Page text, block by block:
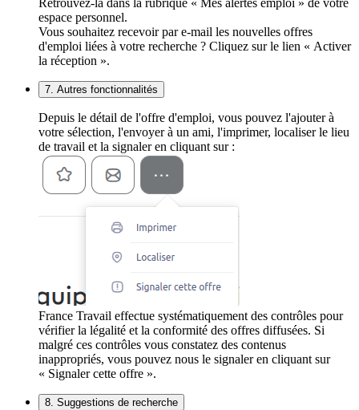
Retrouvez-la dans la rubrique « Mes alertes emploi » de votre
espace personnel.
Vous souhaitez recevoir par e-mail les nouvelles offres
d'emploi liées à votre recherche ? Cliquez sur le lien « Activer
la réception ».
7. Autres fonctionnalités
Depuis le détail de l'offre d'emploi, vous pouvez l'ajouter à
votre sélection, l'envoyer à un ami, l'imprimer, localiser le lieu
de travail et la signaler en cliquant sur :
France Travail effectue systématiquement des contrôles pour
vérifier la légalité et la conformité des offres diffusées. Si
malgré ces contrôles vous constatez des contenus
inappropriés, vous pouvez nous le signaler en cliquant sur
« Signaler cette offre ».
8. Suggestions de recherche